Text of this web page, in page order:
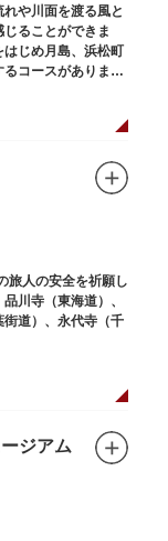
や川面を渡る風と
ることができま
じめ月島、浜松町
コースがありま
旅人の安全を祈願し
川寺（東海道）、
道）、永代寺（千
ジアム